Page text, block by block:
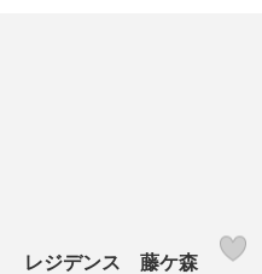
レジデンス 藤ケ森